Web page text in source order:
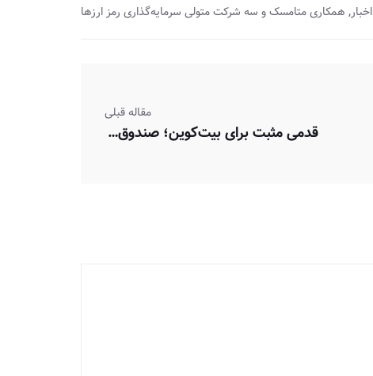
اخبار, همکاری متامسک و سه شرکت متولی سرمایه‌گذاری رمز ارزها
مقاله قبلی
قدمی مثبت برای بیت‌کوین؛ صندوق ETF شرکت‌های بیت‌کوین محور تایید شد.